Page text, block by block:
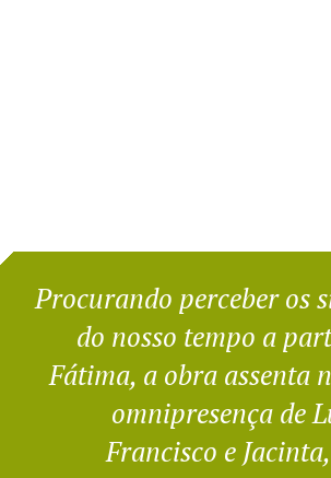
Procurando perceber os
do nosso tempo a
Fátima, a obra assenta
omnipresença de
Francisco e